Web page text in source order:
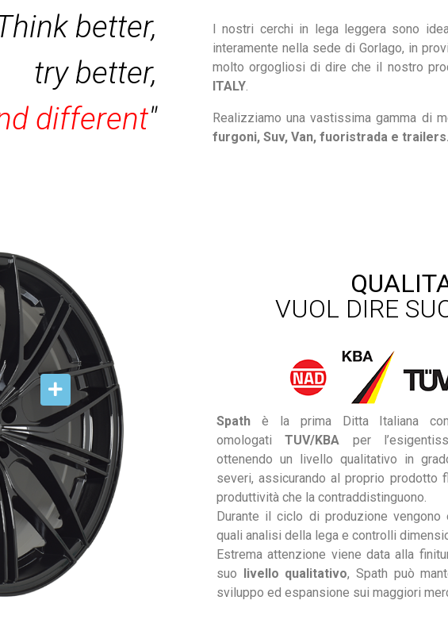
better,
try better,
different"
I nostri cerchi in lega leggera sono
interamente nella sede di Gorlago, in
molto orgogliosi di dire che il nostro
ITALY.
Realizziamo una vastissima gamma di
furgoni, Suv, Van, fuoristrada e trailers.
VUOL DIRE
Spath è la prima Ditta Italiana
omologatiTUV/KBA per
ottenendo un livello qualitativo in
severi, assicurando al proprio prodotto
produttività che la contraddistinguono.
Durante il ciclo di produzione
quali analisi della lega e controlli
Estrema attenzione viene data alla
suo livello qualitativo, Spath può
sviluppo ed espansione sui maggiori